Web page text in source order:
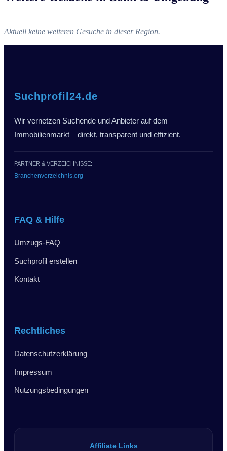
Aktuell keine weiteren Gesuche in dieser Region.
Suchprofil24.de
Wir vernetzen Suchende und Anbieter auf dem
Immobilienmarkt – direkt, transparent und effizient.
PARTNER & VERZEICHNISSE:
Branchenverzeichnis.org
FAQ & Hilfe
Umzugs-FAQ
Suchprofil erstellen
Kontakt
Rechtliches
Datenschutzerklärung
Impressum
Nutzungsbedingungen
Affiliate Links